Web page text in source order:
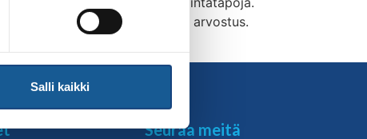
Salli kaikki
liittyy muiden kunnioitus ja arvostus.
Seuraa meitä